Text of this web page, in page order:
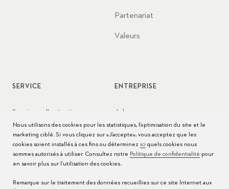
Partenariat
Valeurs
SERVICE
Services d'entretien
Conseils d’entretien
Modes d'emploi
ENTREPRISE
Jobs
Presse
Contact
Nous utilisons des cookies pour les statistiques, l’optimisation du site et le
marketing ciblé. Si vous cliquez sur «J’accepte», vous acceptez que les
cookies soient installés à ces fins ou déterminez ici quels cookies nous
sommes autorisés à utiliser. Consultez notre Politique de confidentialité pour
en savoir plus sur l’utilisation des cookies..
Remarque sur le traitement des données recueillies sur ce site Internet aux